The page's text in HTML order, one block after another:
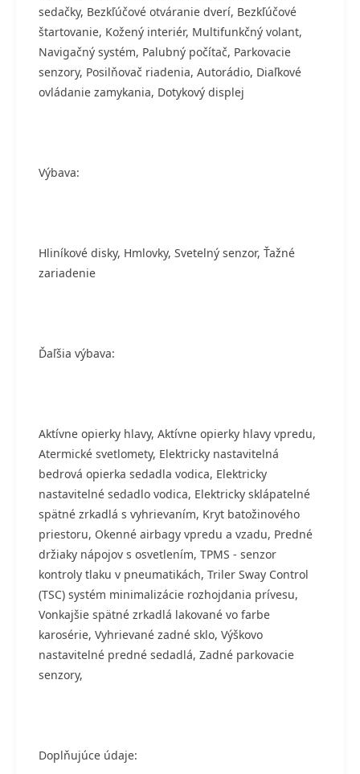
sedačky, Bezkľúčové otváranie dverí, Bezkľúčové
štartovanie, Kožený interiér, Multifunkčný volant,
Navigačný systém, Palubný počítač, Parkovacie
senzory, Posilňovač riadenia, Autorádio, Diaľkové
ovládanie zamykania, Dotykový displej
Výbava:
Hliníkové disky, Hmlovky, Svetelný senzor, Ťažné
zariadenie
Ďaľšia výbava:
Aktívne opierky hlavy, Aktívne opierky hlavy vpredu,
Atermické svetlomety, Elektricky nastavitelná
bedrová opierka sedadla vodica, Elektricky
nastavitelné sedadlo vodica, Elektricky sklápatelné
spätné zrkadlá s vyhrievaním, Kryt batožinového
priestoru, Okenné airbagy vpredu a vzadu, Predné
držiaky nápojov s osvetlením, TPMS - senzor
kontroly tlaku v pneumatikách, Triler Sway Control
(TSC) systém minimalizácie rozhojdania prívesu,
Vonkajšie spätné zrkadlá lakované vo farbe
karosérie, Vyhrievané zadné sklo, Výškovo
nastavitelné predné sedadlá, Zadné parkovacie
senzory,
Doplňujúce údaje: